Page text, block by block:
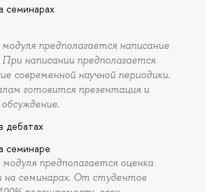
семинарах
предполагается написание
При написании предполагается
современной научной периодики.
готовится презентация и
дебатах
семинаре
предполагается оценка
на семинарах. От студентов